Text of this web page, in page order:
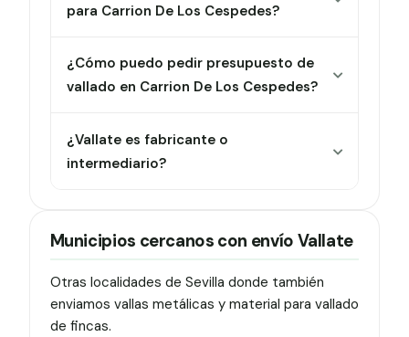
para Carrion De Los Cespedes?
¿Cómo puedo pedir presupuesto de
vallado en Carrion De Los Cespedes?
¿Vallate es fabricante o
intermediario?
Municipios cercanos con envío Vallate
Otras localidades de Sevilla donde también
enviamos vallas metálicas y material para vallado
de fincas.